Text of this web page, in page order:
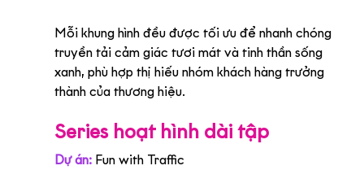
Mỗi khung hình đều được tối ưu để nhanh chóng
truyền tải cảm giác tươi mát và tinh thần sống
xanh, phù hợp thị hiếu nhóm khách hàng trưởng
thành của thương hiệu.
Series hoạt hình dài tập
Dự án: Fun with Traffic